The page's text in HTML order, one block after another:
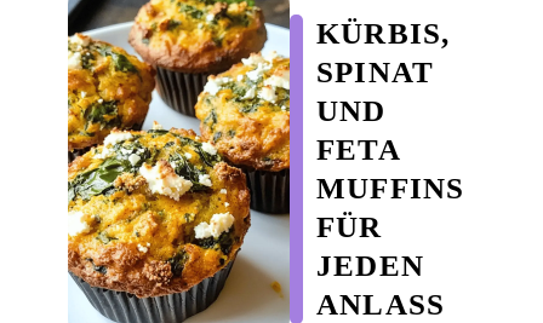
KÜRBIS,
SPINAT
UND
FETA
MUFFINS
FÜR
JEDEN
ANLASS